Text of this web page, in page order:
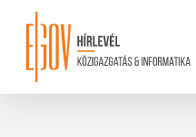
content